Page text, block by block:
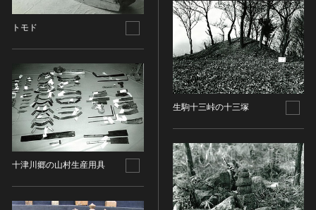
トモド
十津川郷の山村生産用具
生駒十三峠の十三塚
五代十国 [中国]
明 [中国]
清 [中国]
近現代 [中国]
歴史資料／書跡・典籍／古文書
文書・書籍
絵図・地図
その他
文化財保存技術
COPYRIGHT NOT EVALUATED（著作権未評価）
COPYRIGHT UNDETERMINED（著作権未決定）
NO KNOWN COPYRIGHT（知る限り著作権なし）
COPYRIGHT UNDETERMINED - JP ORPHAN
WORK（著作権未決定-裁定制度利用著作物）